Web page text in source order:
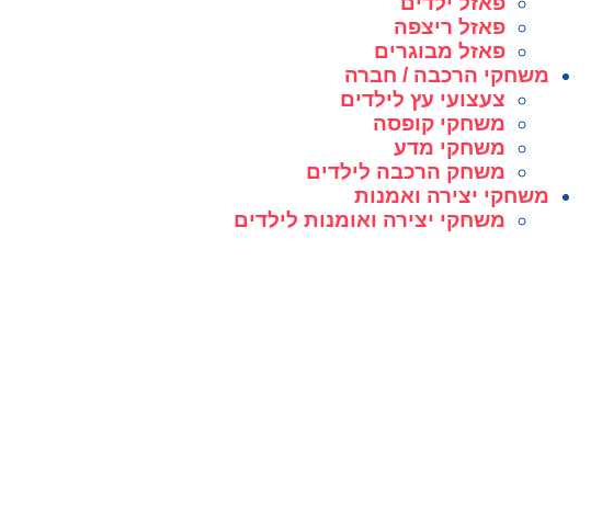
פאזל ריצפה
פאזל מבוגרים
משחקי הרכבה / חברה
צעצועי עץ לילדים
משחקי קופסה
משחקי מדע
משחק הרכבה לילדים
משחקי יצירה ואמנות
משחקי יצירה ואומנות לילדים